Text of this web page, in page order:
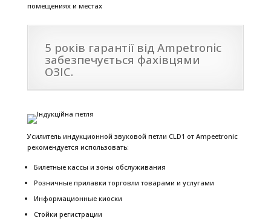
помещениях и местах
5 років гарантії від Ampetronic
забезпечується фахівцями
ОЗІС.
Усилитель индукционной звуковой петли CLD1 от Ampeetronic
рекомендуется использовать:
Билетные кассы и зоны обслуживания
Розничные прилавки торговли товарами и услугами
Информационные киоски
Стойки регистрации